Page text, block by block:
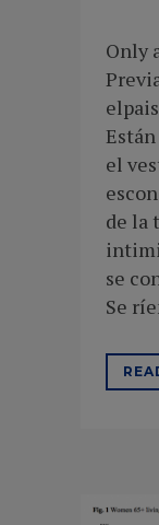
Only
el
de la
se
Se